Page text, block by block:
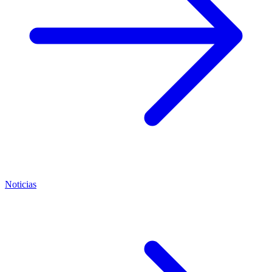
Noticias